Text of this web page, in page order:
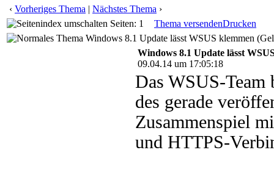
‹ Vorheriges Thema | Nächstes Thema ›
Seiten: 1
Thema versendenDrucken
Windows 8.1 Update lässt WSUS klemmen
Windows 8.1 Update lässt
09.04.14 um 17:05:18
Das WSUS-
des gerade
Zusammenspiel
und HTTPS-